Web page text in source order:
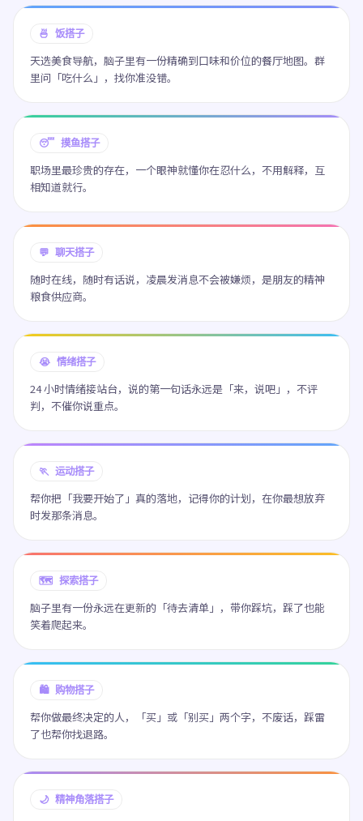
🍜 饭搭子
天选美食导航，脑子里有一份精确到口味和价位的餐厅地图。群
里问「吃什么」，找你准没错。
😴 摸鱼搭子
职场里最珍贵的存在，一个眼神就懂你在忍什么，不用解释，互
相知道就行。
💬 聊天搭子
随时在线，随时有话说，凌晨发消息不会被嫌烦，是朋友的精神
粮食供应商。
😭 情绪搭子
24 小时情绪接站台，说的第一句话永远是「来，说吧」，不评
判，不催你说重点。
🏃 运动搭子
帮你把「我要开始了」真的落地，记得你的计划，在你最想放弃
时发那条消息。
🗺️ 探索搭子
脑子里有一份永远在更新的「待去清单」，带你踩坑，踩了也能
笑着爬起来。
🛍️ 购物搭子
帮你做最终决定的人，「买」或「别买」两个字，不废话，踩雷
了也帮你找退路。
🌙 精神角落搭子